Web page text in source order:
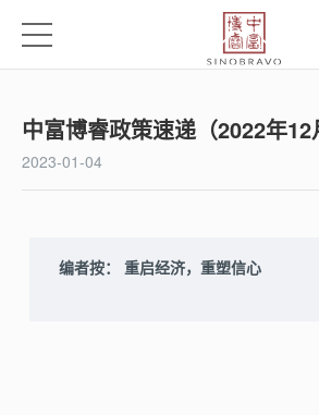
中富博睿政策速递（2022年12
2023-01-04
编者按： 重启经济，重塑信心